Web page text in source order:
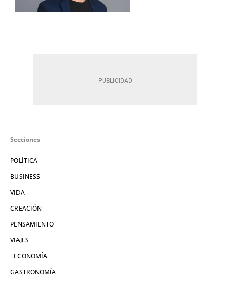
Secciones
POLÍTICA
BUSINESS
VIDA
CREACIÓN
PENSAMIENTO
VIAJES
+ECONOMÍA
GASTRONOMÍA